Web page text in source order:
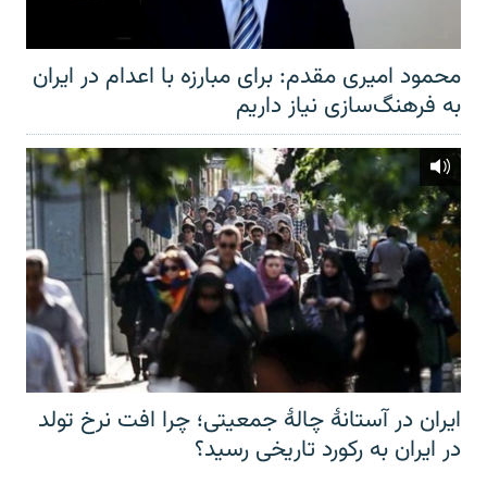
محمود امیری مقدم: برای مبارزه با اعدام در ایران
به فرهنگ‌سازی نیاز داریم
ایران در آستانهٔ چالهٔ جمعیتی؛ چرا افت نرخ تولد
در ایران به رکورد تاریخی رسید؟